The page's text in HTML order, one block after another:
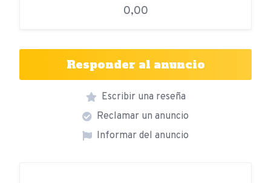
0,00
Responder al anuncio
Escribir una reseña
Reclamar un anuncio
Informar del anuncio